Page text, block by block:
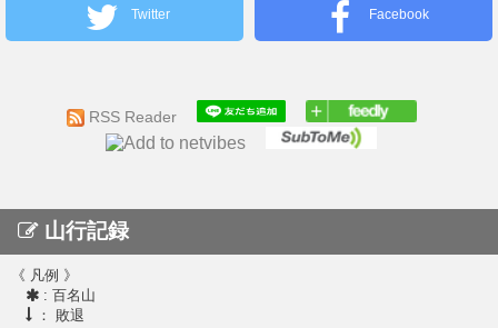
Twitter Facebook
RSS Reader
山行記録
《 凡例 》
: 百名山
： 敗退